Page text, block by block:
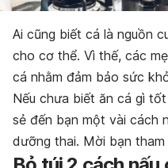
Ai cũng biết cá là nguồn
cho cơ thể. Vì thế, các
cá nhằm đảm bảo sức
Nếu chưa biết ăn cá gì
sẻ đến bạn một vài cách
dưỡng thai. Mời bạn